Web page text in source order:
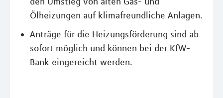
Ölheizungen auf klimafreundliche Anlagen.
Anträge für die Heizungsförderung sind ab
sofort möglich und können bei der KfW-
Bank eingereicht werden.